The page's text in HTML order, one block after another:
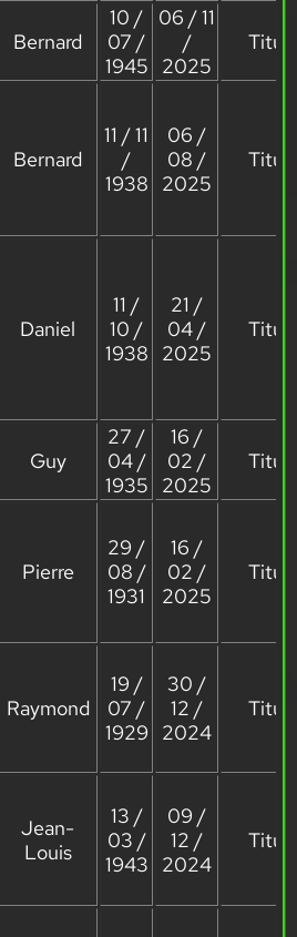
Bernard
10 /
07 /
1945
06 / 11
/
2025
Bernard
11 / 11
/
1938
06 /
08 /
2025
Daniel
11 /
10 /
1938
21 /
04 /
2025
Guy
27 /
04 /
1935
16 /
02 /
2025
Pierre
29 /
08 /
1931
16 /
02 /
2025
Raymond
19 /
07 /
1929
30 /
12 /
2024
Jean-
Louis
13 /
03 /
1943
09 /
12 /
2024